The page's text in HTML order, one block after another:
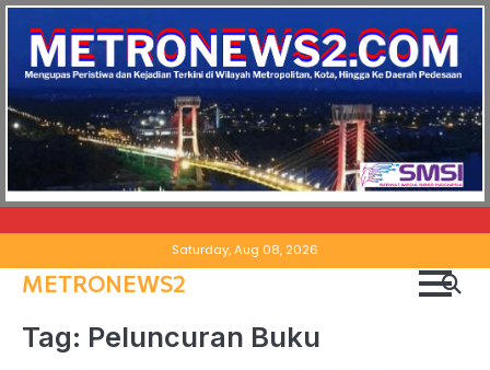
to
content
Saturday, Aug 08, 2026
METRONEWS2
Tag: Peluncuran Buku